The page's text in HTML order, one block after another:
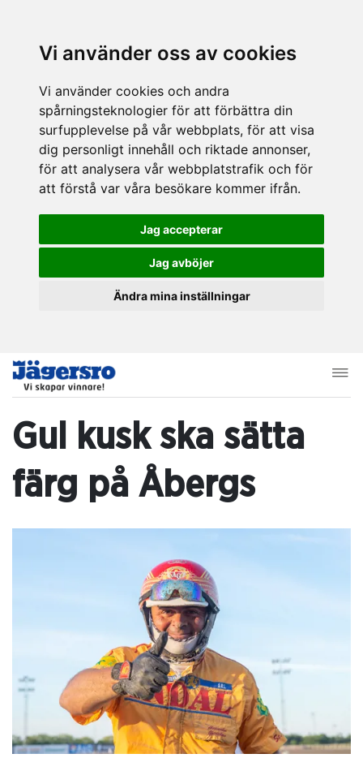
Vi använder oss av cookies
Vi använder cookies och andra
spårningsteknologier för att förbättra din
surfupplevelse på vår webbplats, för att visa
dig personligt innehåll och riktade annonser,
för att analysera vår webbplatstrafik och för
att förstå var våra besökare kommer ifrån.
Jag accepterar
Jag avböjer
Ändra mina inställningar
Gul kusk ska sätta
färg på Åbergs